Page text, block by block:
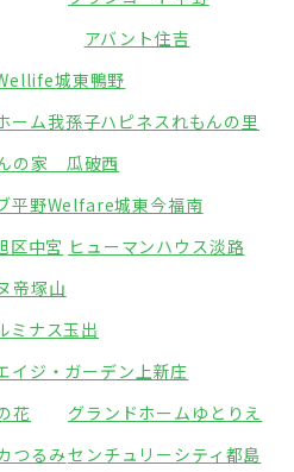
アバント住吉
城東鴨野
ーム我孫子ハピネスれもんの里
の家 瓜破西
平野Welfare城東今福南
区中宮 ヒューマンハウス淡路
帝塚山
ミナス玉出
イジ・ガーデン上新庄
花
グランドホームゆとりえ
つるみセンチュリーシティ都島